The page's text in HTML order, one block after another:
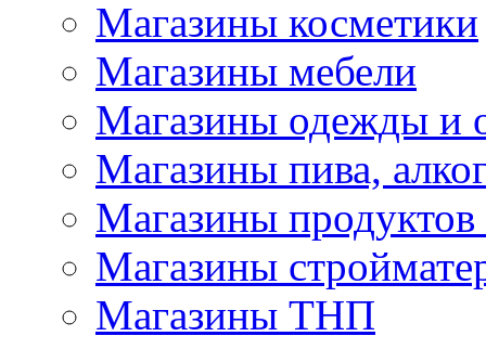
Магазины косметики
Магазины мебели
Магазины одежды и
Магазины пива,
Магазины продуктов
Магазины
Магазины ТНП